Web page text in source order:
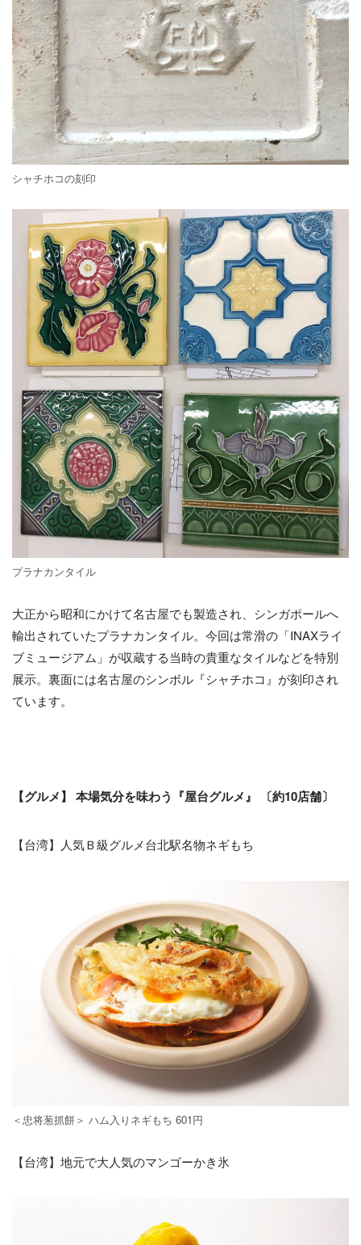
シャチホコの刻印
プラナカンタイル
大正から昭和にかけて名古屋でも製造され、シンガポールへ
輸出されていたプラナカンタイル。今回は常滑の「INAXライ
ブミュージアム」が収蔵する当時の貴重なタイルなどを特別
展示。裏面には名古屋のシンボル『シャチホコ』が刻印され
ています。
【グルメ】 本場気分を味わう『屋台グルメ』 〔約10店舗〕
​【台湾】人気Ｂ級グルメ台北駅名物ネギもち
＜忠将葱抓餅＞ ハム入りネギもち 601円
【台湾】地元で大人気のマンゴーかき氷